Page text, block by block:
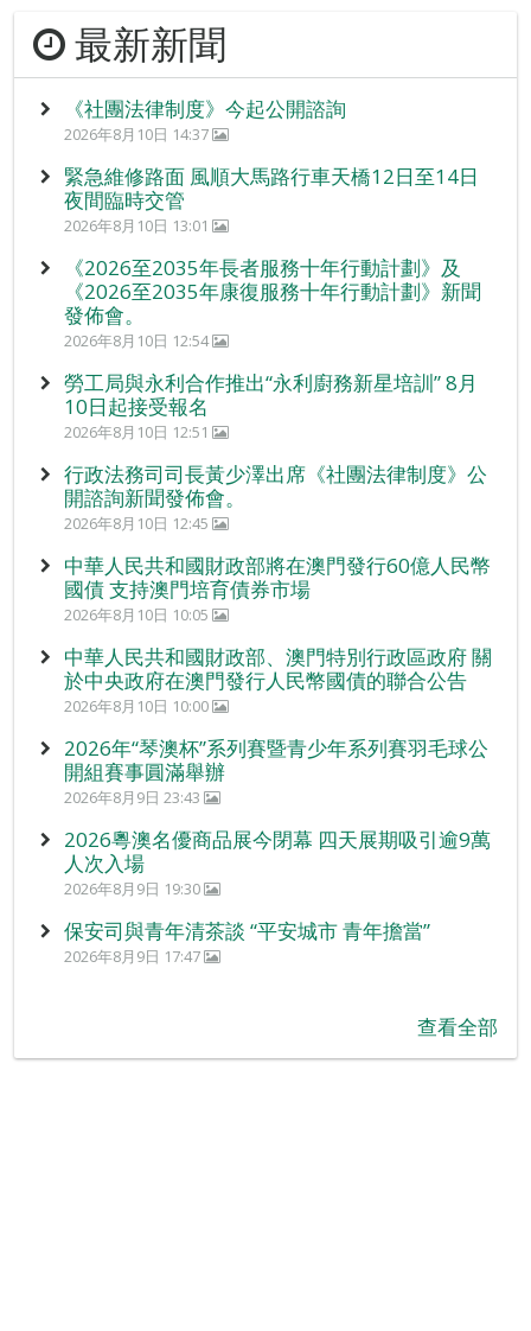
最新新聞
《社團法律制度》今起公開諮詢
2026年8月10日 14:37
緊急維修路面 風順大馬路行車天橋12日至14日
夜間臨時交管
2026年8月10日 13:01
《2026至2035年長者服務十年行動計劃》及
《2026至2035年康復服務十年行動計劃》新聞
發佈會。
2026年8月10日 12:54
勞工局與永利合作推出“永利廚務新星培訓” 8月
10日起接受報名
2026年8月10日 12:51
行政法務司司長黃少澤出席《社團法律制度》公
開諮詢新聞發佈會。
2026年8月10日 12:45
中華人民共和國財政部將在澳門發行60億人民幣
國債 支持澳門培育債券市場
2026年8月10日 10:05
中華人民共和國財政部、澳門特別行政區政府 關
於中央政府在澳門發行人民幣國債的聯合公告
2026年8月10日 10:00
2026年“琴澳杯”系列賽暨青少年系列賽羽毛球公
開組賽事圓滿舉辦
2026年8月9日 23:43
2026粵澳名優商品展今閉幕 四天展期吸引逾9萬
人次入場
2026年8月9日 19:30
保安司與青年清茶談 “平安城市 青年擔當”
2026年8月9日 17:47
查看全部